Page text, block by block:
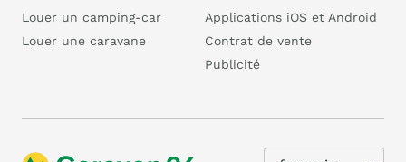
Louer un camping-car
Louer une caravane
Applications iOS et Android
Contrat de vente
Publicité